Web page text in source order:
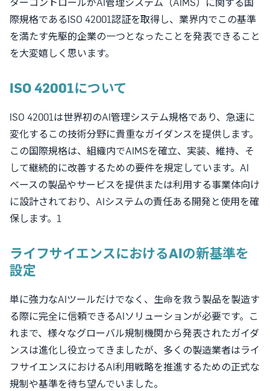
ターコントロールがAI管理システム（AIMS）に関する国
際規格であるISO 42001認証を取得し、業界内でこの基準
を満たす先駆的企業の一つとなったことを発表できること
を大変嬉しく思います。
ISO 42001について
ISO 42001は世界初のAI管理システム規格であり、急速に
変化するこの技術分野に貴重なガイダンスを提供します。
この国際規格は、組織内でAIMSを確立、実装、維持、そ
して継続的に改善するための要件を規定しています。AI
ベースの製品やサービスを提供または利用する事業体向け
に設計されており、AIシステムの責任ある開発と使用を確
保します。1
ライフサイエンスにおけるAIの新基準を
設定
単に強力なAIツールだけでなく、生命を救う製品を製造す
る際に完全に信頼できるAIソリューションが必要です。こ
れまで、様々なグローバル規制機関から発表されたガイダ
ンスは進化し役立ってきましたが、多くの製造業者はライ
フサイエンスにおけるAI利用戦略を推進するための正式な
規制や基準を待ち望んでいました。